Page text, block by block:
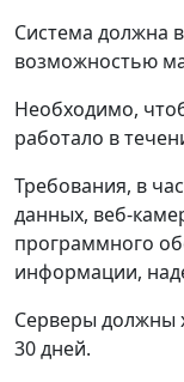
Система должна
возможностью
Необходимо,
работало в
Требования, в
данных, веб-
программного
информации,
Серверы должны
30 дней.